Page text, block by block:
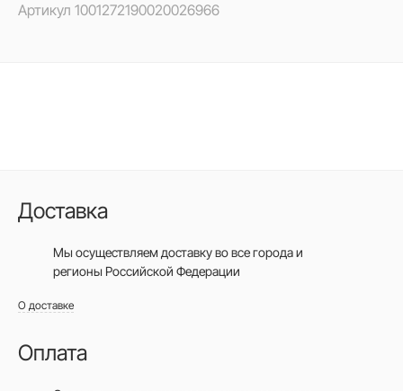
Артикул 1001272190020026966
Доставка
Мы осуществляем доставку во все городаи
регионы Российской Федерации
О доставке
Оплата